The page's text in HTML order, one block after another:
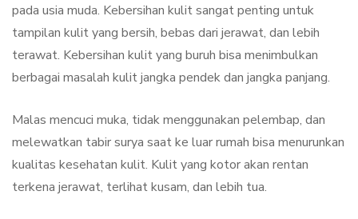
pada usia muda. Kebersihan kulit sangat penting untuk
tampilan kulit yang bersih, bebas dari jerawat, dan lebih
terawat. Kebersihan kulit yang buruh bisa menimbulkan
berbagai masalah kulit jangka pendek dan jangka panjang.
Malas mencuci muka, tidak menggunakan pelembap, dan
melewatkan tabir surya saat ke luar rumah bisa menurunkan
kualitas kesehatan kulit. Kulit yang kotor akan rentan
terkena jerawat, terlihat kusam, dan lebih tua.